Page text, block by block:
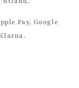
Pay, Google